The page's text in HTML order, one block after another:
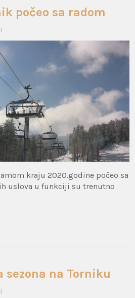
počeo sa radom
kraju 2020.godine počeo sa
uslova u funkciji su trenutno
sezona na Torniku